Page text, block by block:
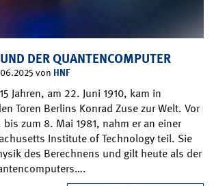
DER QUANTENCOMPUTER
von HNF
Jahren, am 22. Juni 1910, kam in
Toren Berlins Konrad Zuse zur Welt. Vor
zum 8. Mai 1981, nahm er an einer
Institute of Technology teil. Sie
des Berechnens und gilt heute als der